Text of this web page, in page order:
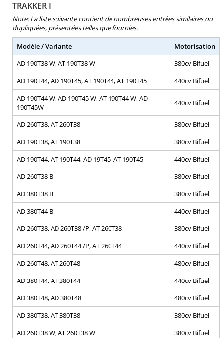
TRAKKER I
Note: La liste suivante contient de nombreuses entrées similaires ou
dupliquées, présentées telles que fournies.
Modèle / Variante
Motorisation
AD 190T38 W, AT 190T38 W
380cv Bifuel
AD 190T44, AD 190T45, AT 190T44, AT 190T45
440cv Bifuel
AD 190T44 W, AD 190T45 W, AT 190T44 W, AD
190T45W
440cv Bifuel
AD 260T38, AT 260T38
380cv Bifuel
AD 190T38, AT 190T38
380cv Bifuel
AD 190T44, AT 190T44, AD 19T45, AT 190T45
440cv Bifuel
AD 260T38 B
380cv Bifuel
AD 380T38 B
380cv Bifuel
AD 380T44 B
440cv Bifuel
AD 260T38, AD 260T38 /P, AT 260T38
380cv Bifuel
AD 260T44, AD 260T44 /P, AT 260T44
440cv Bifuel
AD 260T48, AT 260T48
480cv Bifuel
AD 380T44, AT 380T44
440cv Bifuel
AD 380T48, AD 380T48
480cv Bifuel
AD 380T38, AT 380T38
380cv Bifuel
AD 260T38 W, AT 260T38 W
380cv Bifuel